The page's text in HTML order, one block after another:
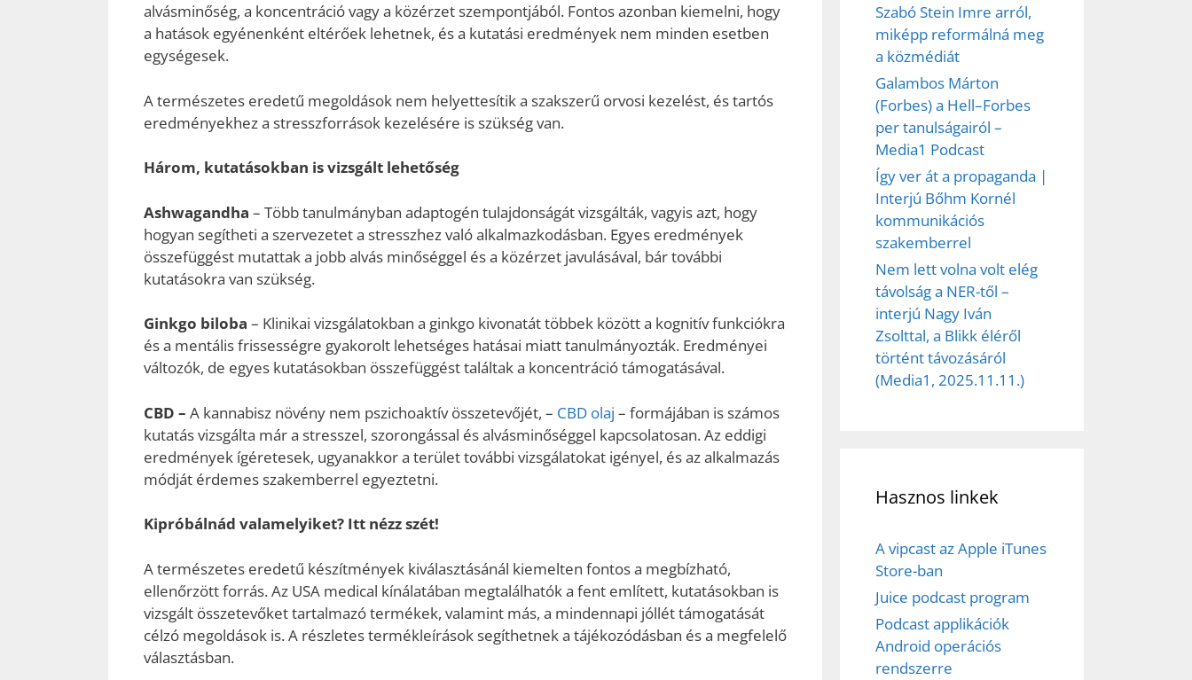
alvásminőség, a koncentráció vagy a közérzet szempontjából. Fontos azonban kiemelni, hogy
a hatások egyénenként eltérőek lehetnek, és a kutatási eredmények nem minden esetben
egységesek.
A természetes eredetű megoldások nem helyettesítik a szakszerű orvosi kezelést, és tartós
eredményekhez a stresszforrások kezelésére is szükség van.
Három, kutatásokban is vizsgált lehetőség
Ashwagandha – Több tanulmányban adaptogén tulajdonságát vizsgálták, vagyis azt, hogy
hogyan segítheti a szervezetet a stresszhez való alkalmazkodásban. Egyes eredmények
összefüggést mutattak a jobb alvás minőséggel és a közérzet javulásával, bár további
kutatásokra van szükség.
Ginkgo biloba – Klinikai vizsgálatokban a ginkgo kivonatát többek között a kognitív funkciókra
és a mentális frissességre gyakorolt lehetséges hatásai miatt tanulmányozták. Eredményei
változók, de egyes kutatásokban összefüggést találtak a koncentráció támogatásával.
CBD – A kannabisz növény nem pszichoaktív összetevőjét, – CBD olaj – formájában is számos
kutatás vizsgálta már a stresszel, szorongással és alvásminőséggel kapcsolatosan. Az eddigi
eredmények ígéretesek, ugyanakkor a terület további vizsgálatokat igényel, és az alkalmazás
módját érdemes szakemberrel egyeztetni.
Kipróbálnád valamelyiket? Itt nézz szét!
A természetes eredetű készítmények kiválasztásánál kiemelten fontos a megbízható,
ellenőrzött forrás. Az USA medical kínálatában megtalálhatók a fent említett, kutatásokban is
vizsgált összetevőket tartalmazó termékek, valamint más, a mindennapi jóllét támogatását
célzó megoldások is. A részletes termékleírások segíthetnek a tájékozódásban és a megfelelő
választásban.
Szabó Stein Imre arról,
miképp reformálná meg
a közmédiát
Galambos Márton
(Forbes) a Hell–Forbes
per tanulságairól –
Media1 Podcast
Így ver át a propaganda |
Interjú Bőhm Kornél
kommunikációs
szakemberrel
Nem lett volna volt elég
távolság a NER-től –
interjú Nagy Iván
Zsolttal, a Blikk éléről
történt távozásáról
(Media1, 2025.11.11.)
Hasznos linkek
A vipcast az Apple iTunes
Store-ban
Juice podcast program
Podcast applikációk
Android operációs
rendszerre